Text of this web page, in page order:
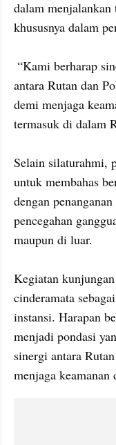
dalam menjalankan
khususnya dalam
antara Rutan dan
demi menjaga
termasuk di dalam
Selain silaturahmi,
untuk membahas
dengan
pencegahan
maupun di luar.
Kegiatan
cinderamata
instansi. Harapan
menjadi pondasi
sinergi antara
menjaga